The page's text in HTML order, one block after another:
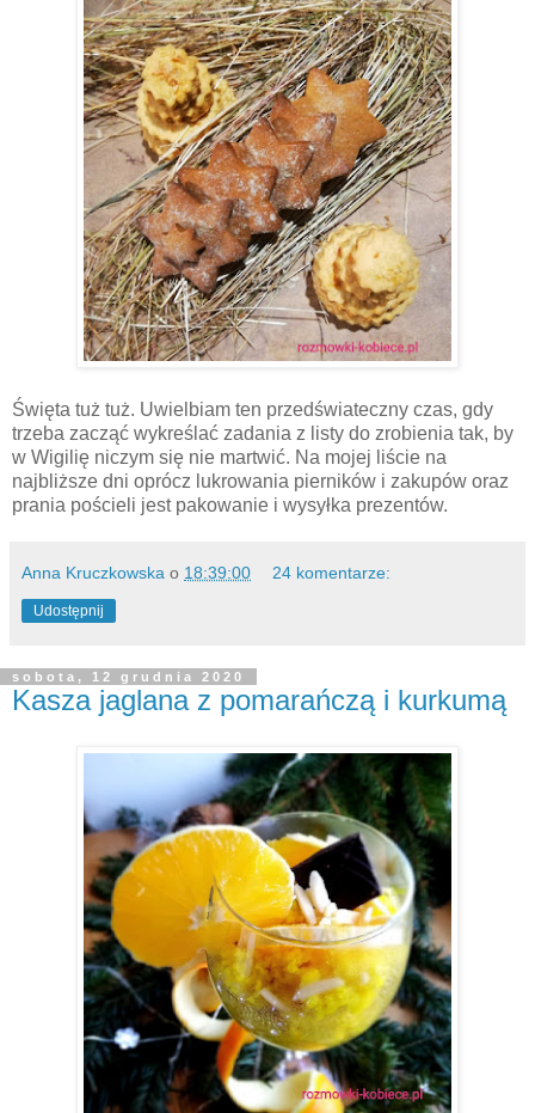
Święta tuż tuż. Uwielbiam ten przedświateczny czas, gdy
trzeba zacząć wykreślać zadania z listy do zrobienia tak, by
w Wigilię niczym się nie martwić. Na mojej liście na
najbliższe dni oprócz lukrowania pierników i zakupów oraz
prania pościeli jest pakowanie i wysyłka prezentów.
Anna Kruczkowska o 18:39:00 24 komentarze:
Udostępnij
sobota, 12 grudnia 2020
Kasza jaglana z pomarańczą i kurkumą